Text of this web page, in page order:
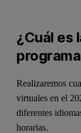
¿Cuál es
Realizaremos
virtuales en el
diferentes
horarias.